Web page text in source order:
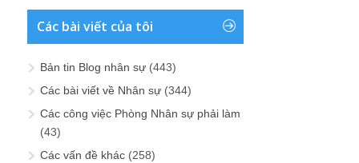
Các bài viết của tôi
Bản tin Blog nhân sự (443)
Các bài viết về Nhân sự (344)
Các công việc Phòng Nhân sự phải làm
(43)
Các vấn đề khác (258)